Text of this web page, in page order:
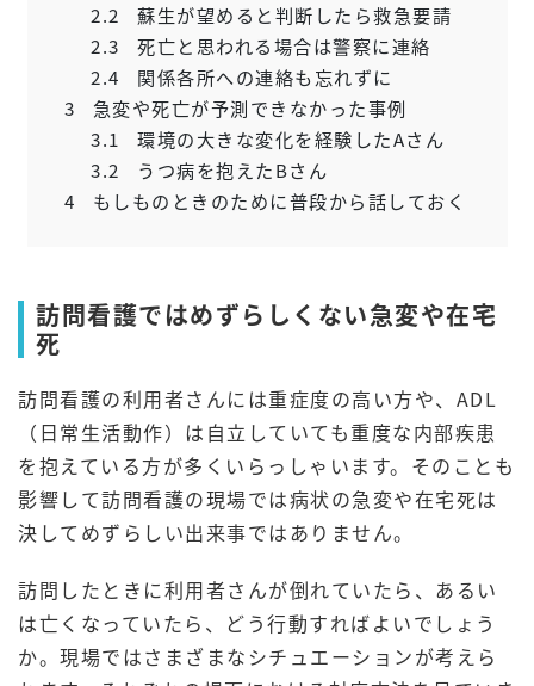
2.2
蘇生が望めると判断したら救急要請
2.3
死亡と思われる場合は警察に連絡
2.4
関係各所への連絡も忘れずに
3
急変や死亡が予測できなかった事例
3.1
環境の大きな変化を経験したAさん
3.2
うつ病を抱えたBさん
4
もしものときのために普段から話しておく
訪問看護ではめずらしくない急変や在宅
死
訪問看護の利用者さんには重症度の高い方や、ADL
（日常生活動作）は自立していても重度な内部疾患
を抱えている方が多くいらっしゃいます。そのことも
影響して訪問看護の現場では病状の急変や在宅死は
決してめずらしい出来事ではありません。
訪問したときに利用者さんが倒れていたら、あるい
は亡くなっていたら、どう行動すればよいでしょう
か。現場ではさまざまなシチュエーションが考えら